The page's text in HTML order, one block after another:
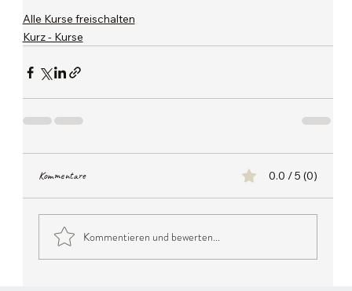
Alle Kurse freischalten
Kurz - Kurse
Kommentare 0.0 / 5 (0)
Kommentieren und bewerten...